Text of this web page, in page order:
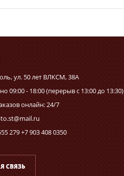
ул. 50 лет ВЛКСМ, 38А
09:00 - 18:00 (перерыв с 13:00 до 13:30)
онлайн: 24/7
279 +7 903 408 0350
СВЯЗЬ